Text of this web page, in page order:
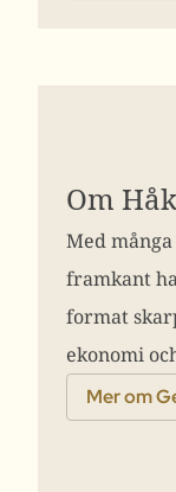
Om
Med
framkant
format
ekonomi
Mer om